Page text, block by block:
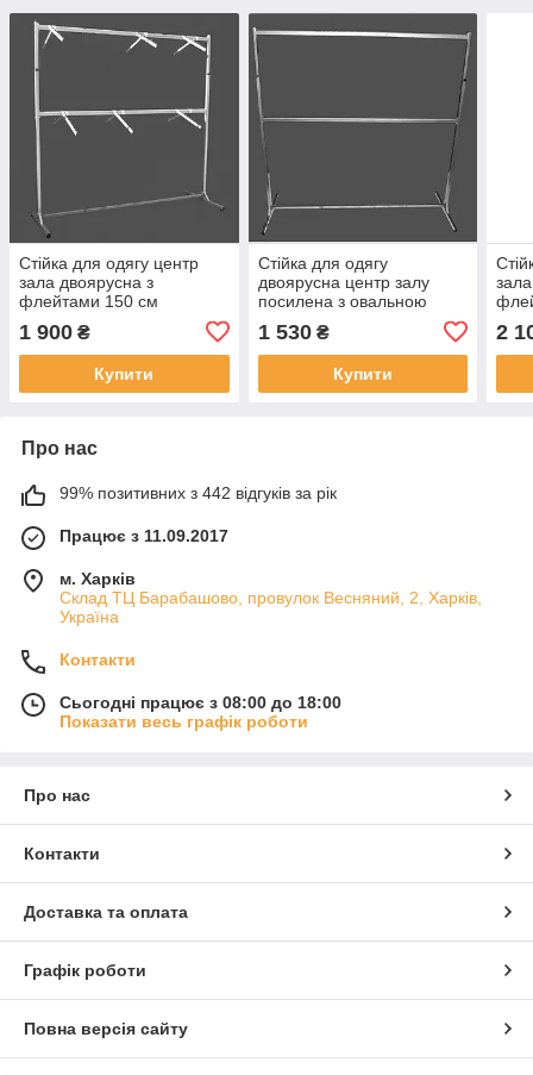
Стійка для одягу центр
зала двоярусна з
флейтами 150 см
1 900 ₴
Купити
Стійка для одягу
двоярусна центр залу
посилена з овальною
1 530₴
Купити
2
Про нас
99% позитивних з 442 відгуків за рік
Працює з 11.09.2017
м. Харків
Склад ТЦ Барабашово, провулок Весняний, 2, Харків,
Україна
Контакти
Сьогодні працює з 08:00 до 18:00
Показати весь графік роботи
Про нас
Контакти
Доставка та оплата
Графік роботи
Повна версія сайту